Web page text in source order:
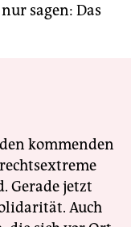
sagen: Das
kommenden
Gerade jetzt
Auch